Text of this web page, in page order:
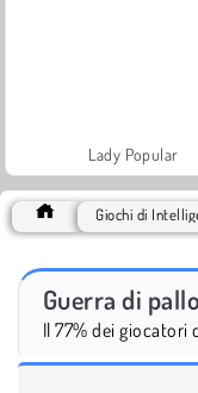
Lady Popular
Giochi di
Guerra di
Il 77% dei giocatori